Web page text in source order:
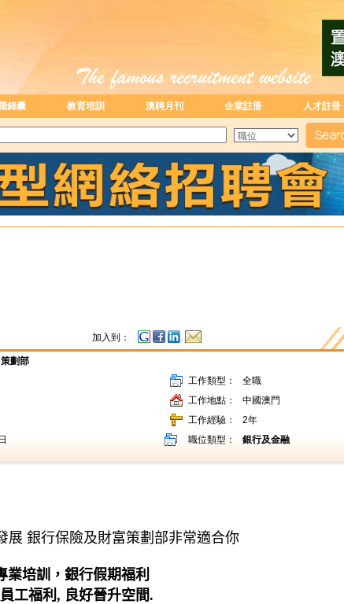
錦囊 教育培訓 澳聘月刊 企業註冊 人才註冊
加入到：
劃部
工作類型：
全職
工作地點：
中國澳門
工作經驗：
2年
職位類型：
銀行及金融
展 銀行保險及財富策劃部非常適合你
業培訓，銀行假期福利
員工福利
, 良好晉升空間.